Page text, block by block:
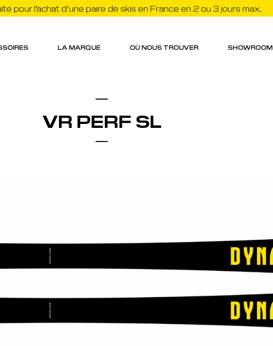
pour l’achat d’une paire de skis en France en 2 ou 3 jours max.
LA MARQUE OÙ NOUS TROUVER SHOWROOM
VR PERF SL